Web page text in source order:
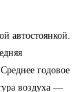
автостоянкой.
годовое
воздуха —